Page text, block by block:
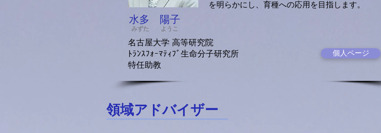
水多 陽子
みずた ようこ
を明らかにし、育種への応用を目指します。
名古屋大学 高等研究院
ﾄﾗﾝｽﾌｫｰﾏﾃｨﾌﾞ 生命分子研究所​
特任助教
個人ページ
領域アドバイザー